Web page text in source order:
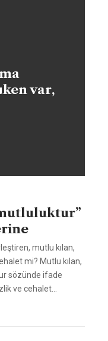
var,
mutlu kılan,
mi? Mutlu kılan,
sözünde ifade
ve cehalet